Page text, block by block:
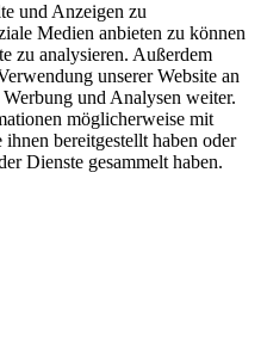
und Anzeigen zu
Medien anbieten zu können
zu analysieren. Außerdem
unserer Website an
und Analysen weiter.
möglicherweise mit
bereitgestellt haben oder
Dienste gesammelt haben.